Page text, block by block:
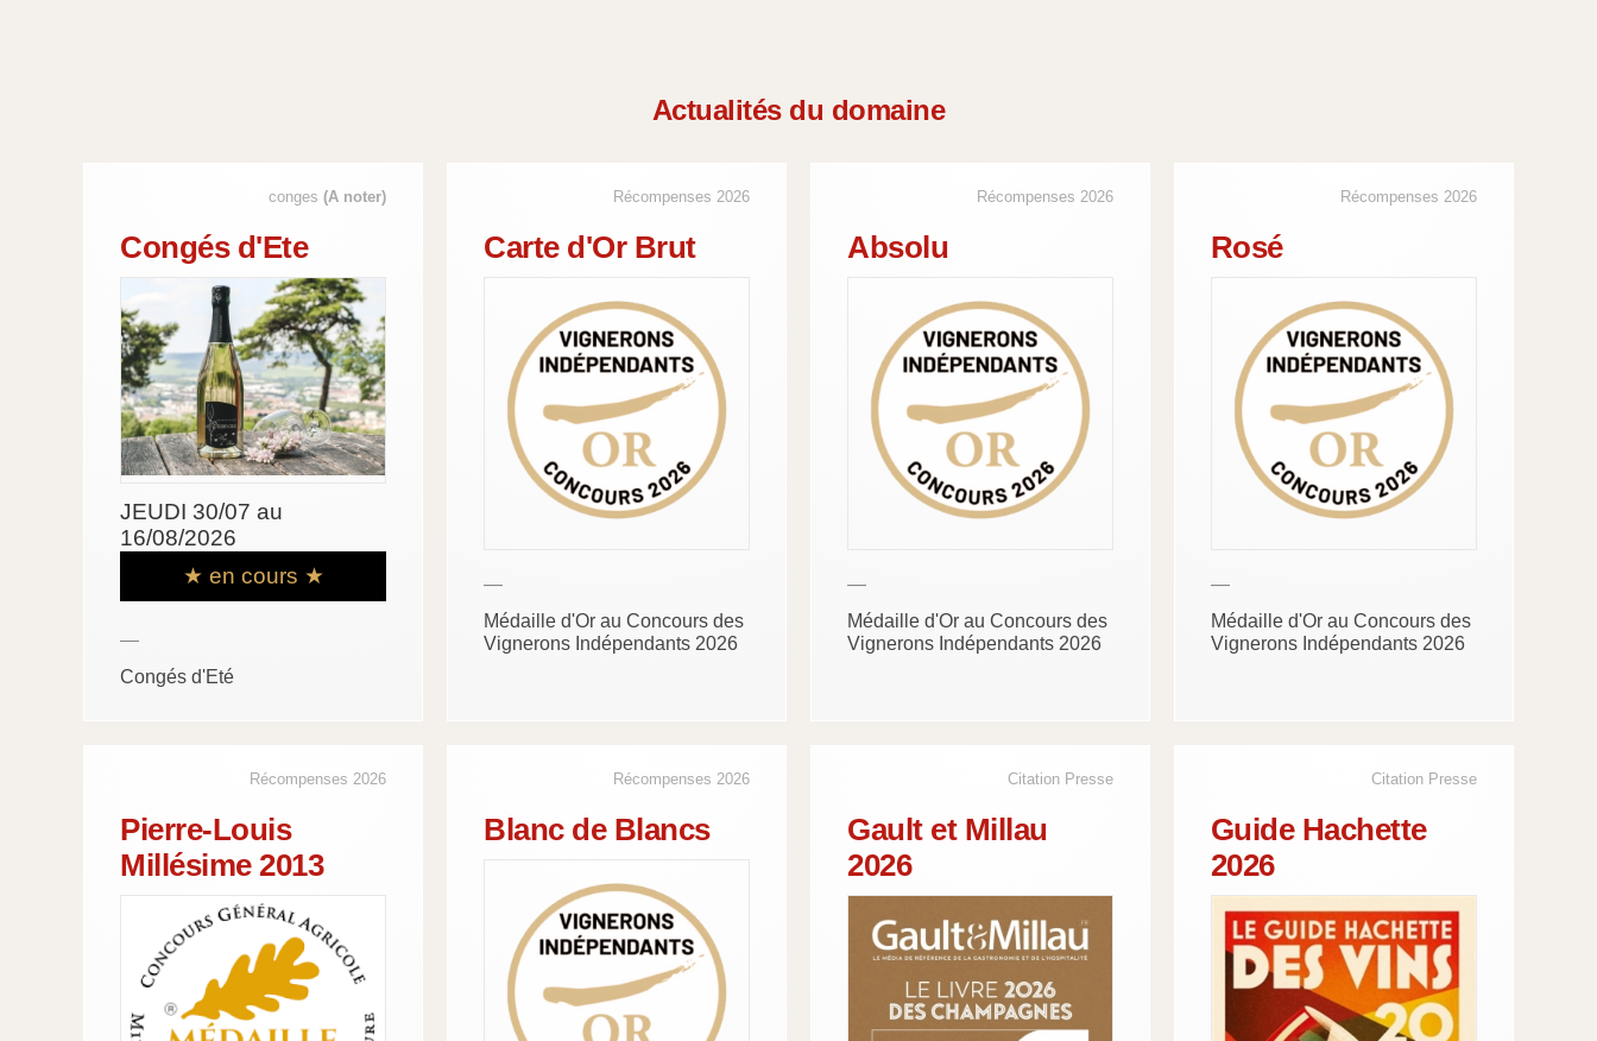
Actualités du domaine
conges(A noter)
Congés d'Ete
JEUDI 30/07 au
16/08/2026
★ en cours ★
—
Congés d'Eté
Récompenses 2026
Carte d'Or Brut
—
Médaille d'Or au Concours des
Vignerons Indépendants 2026
Récompenses 2026
Absolu
—
Médaille d'Or au Concours des
Vignerons Indépendants 2026
Récompenses 2026
Rosé
—
Médaille d'Or au Concours des
Vignerons Indépendants 2026
Récompenses 2026
Pierre-Louis
Millésime 2013
Récompenses 2026
Blanc de Blancs
Citation Presse
Gault et Millau
2026
Citation Presse
Guide Hachette
2026